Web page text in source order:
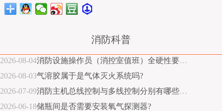
消防科普
2026-08-04消防设施操作员（消控室值班）全硬性要求指南
2026-08-03气溶胶属于是气体灭火系统吗?
2026-07-09消防主机总线控制与多线控制分别有哪些优缺点？
2026-06-18储瓶间是否需要安装氧气探测器?